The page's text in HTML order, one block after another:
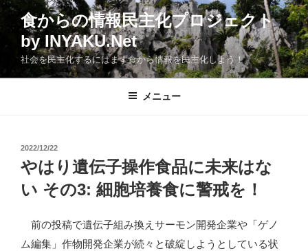
コ
食からの情報民主化プロジェクト
by INYAKU.Net
社会を民主化するにはまず食から情報を民主化しよう！
メニュー
投
稿
日:
2022/12/22
やはり遺伝子操作食品に未来はな
い その3: 細胞培養食に警戒を！
前の投稿で遺伝子組み換えサーモン開発企業や「ゲノ
ム編集」作物開発企業が続々と破綻しようとしている状